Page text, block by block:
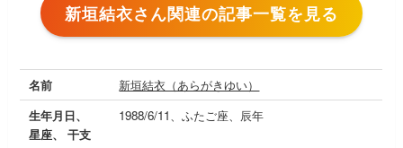
新垣結衣さん関連の記事一覧を見る
名前
新垣結衣（あらがきゆい）
生年月日、
星座、 干支
1988/6/11、ふたご座、辰年